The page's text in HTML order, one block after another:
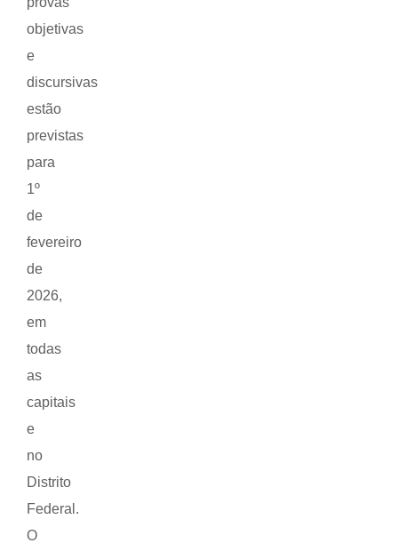
objetivas
e
discursivas
estão
previstas
para
1º
de
fevereiro
de
2026,
em
todas
as
capitais
e
no
Distrito
Federal.
O